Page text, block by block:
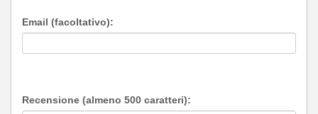
Email (facoltativo):
Recensione (almeno 500 caratteri):